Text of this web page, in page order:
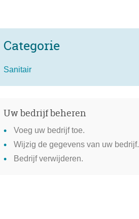
Categorie
Sanitair
Uw bedrijf beheren
Voeg uw bedrijf toe.
Wijzig de gegevens van uw bedrijf.
Bedrijf verwijderen.